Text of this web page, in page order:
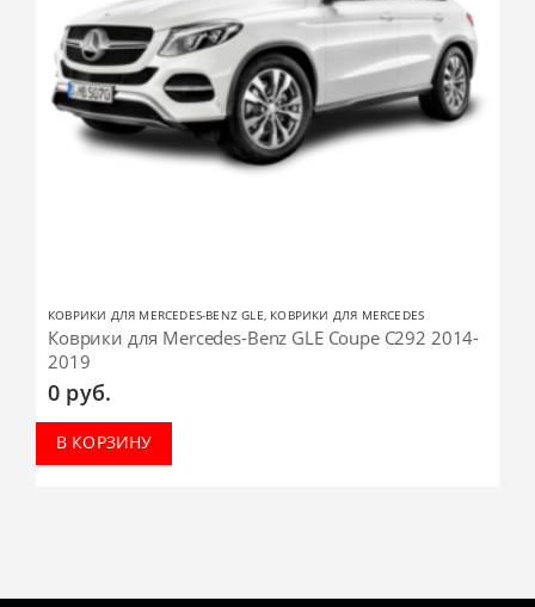
КОВРИКИ ДЛЯ MERCEDES-BENZ GLE, КОВРИКИ ДЛЯ MERCEDES
Коврики для Mercedes-Benz GLE Coupe C292 2014-
2019
0 руб.
В КОРЗИНУ